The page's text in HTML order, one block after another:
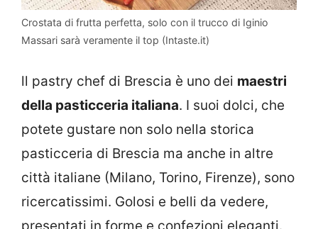
Crostata di frutta perfetta, solo con il trucco di Iginio
Massari sarà veramente il top (Intaste.it)
ll pastry chef di Brescia è uno dei maestri
della pasticceria italiana. I suoi dolci, che
potete gustare non solo nella storica
pasticceria di Brescia ma anche in altre
città italiane (Milano, Torino, Firenze), sono
ricercatissimi. Golosi e belli da vedere,
presentati in forme e confezioni eleganti.